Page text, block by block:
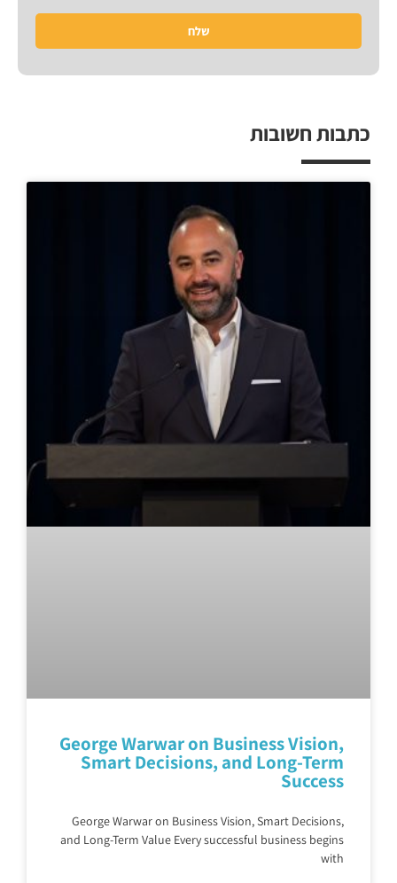
שלח
כתבות חשובות
George Warwar on Business Vision,
Smart Decisions, and Long-Term
Success
George Warwar on Business Vision, Smart Decisions,
and Long-Term Value Every successful business begins
with